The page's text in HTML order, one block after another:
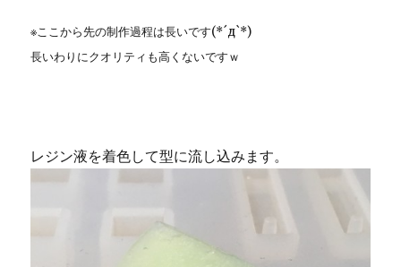
※ここから先の制作過程は長いです(*´д`*)
長いわりにクオリティも高くないですｗ
レジン液を着色して型に流し込みます。